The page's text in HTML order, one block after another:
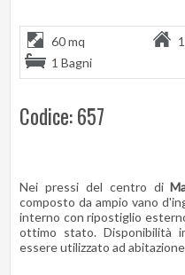
60 mq
1 Bagni
Codice: 657
Nei pressi del centro di
composto da ampio vano
interno con ripostiglio
ottimo stato. Disponibilità
essere utilizzato ad